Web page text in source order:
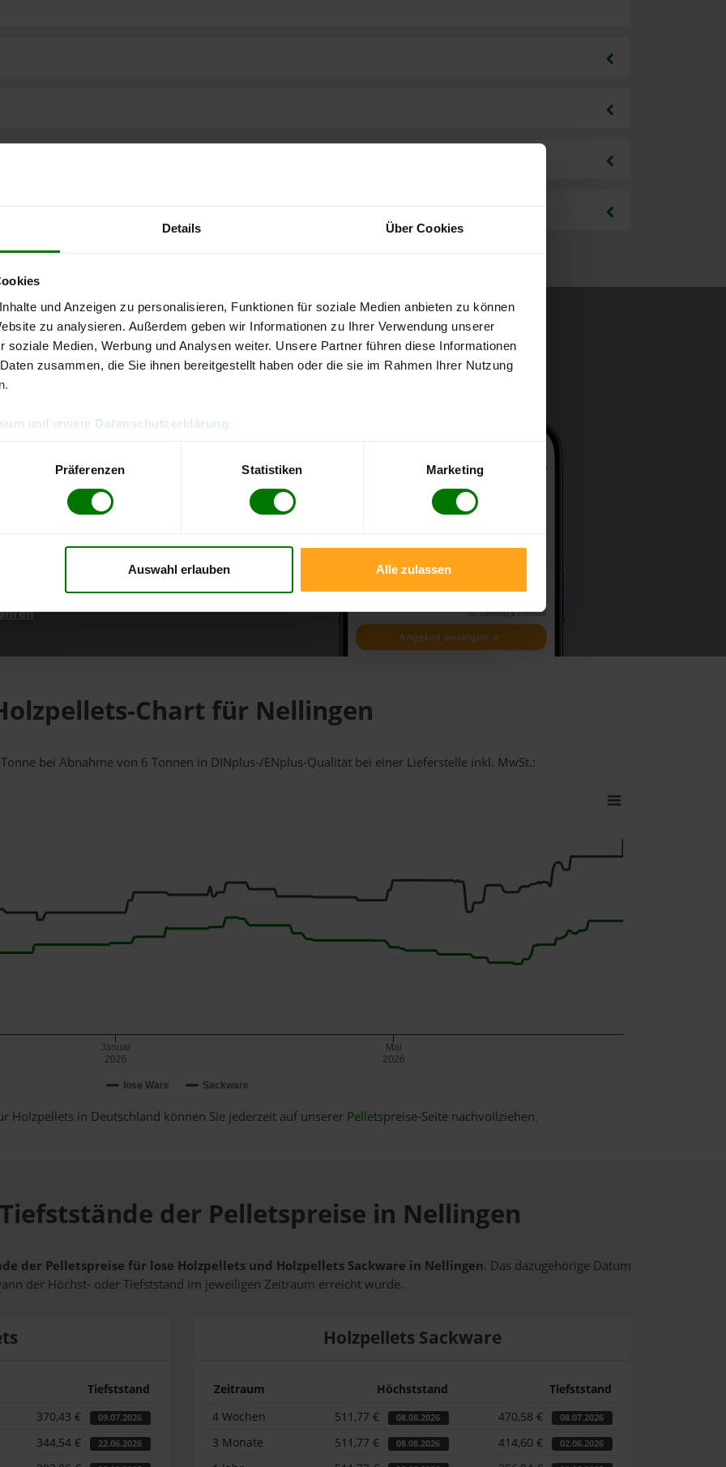
Details Über Cookies
und Anzeigen zu personalisieren, Funktionen für soziale Medien anbieten zu können
zu analysieren. Außerdem geben wir Informationen zu Ihrer Verwendung unserer
soziale Medien, Werbung und Analysen weiter. Unsere Partner führen diese Informationen
zusammen, die Sie ihnen bereitgestellt haben oder die sie im Rahmen Ihrer Nutzung
und unsere Datenschutzerklärung
Präferenzen Statistiken Marketing
Auswahl erlauben Alle zulassen
kostenlose
direkt online bestellen
aktuellen Stand
Chart für Nellingen
bei Abnahmevon 6 Tonnen in DINplus-/ENplus-Qualität bei einer Lieferstelle inkl. MwSt.:
lose Ware Sackware
Januar
2026
Mai
2026
Holzpellets in Deutschland können Sie jederzeit auf unserer Pelletspreise-Seite nachvollziehen.
der Pelletspreise in Nellingen
der Pelletspreise für lose Holzpellets und Holzpellets Sackware in Nellingen. Das dazugehörige Datum
der Höchst- oder Tiefststand im jeweiligen Zeitraum erreicht wurde.
Tiefststand
370,43 € 09.07.2026
344,54 € 22.06.2026
Holzpellets Sackware
Zeitraum Höchststand
Tiefststand
4 Wochen
511,77 € 08.08.2026 470,58 € 08.07.2026
3 Monate 511,77 € 08.08.2026 414,60 € 02.06.2026